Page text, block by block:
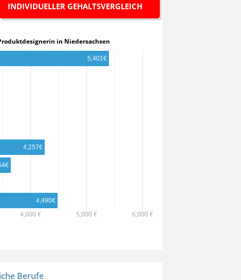
INDIVIDUELLER GEHALTSVERGLEICH
/ Produktdesignerin in Niedersachsen
4,000 € 5,000 € 6,000 €
5,401€
4,257€
4,490€
Berufe